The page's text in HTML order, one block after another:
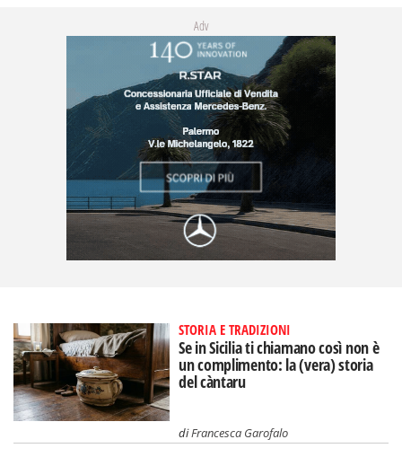
Adv
STORIA E TRADIZIONI
Se in Sicilia ti chiamano così non è
un complimento: la (vera) storia
del càntaru
diFrancesca Garofalo